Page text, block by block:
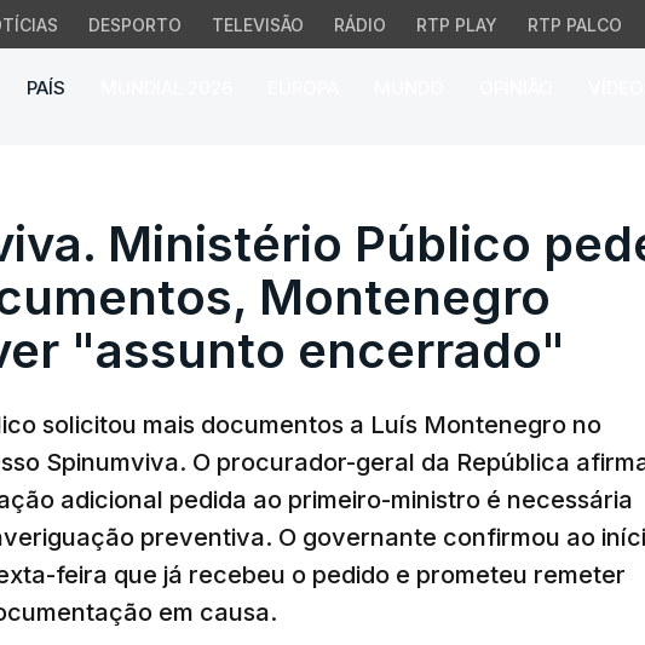
DESPORTO TELEVISÃO RÁDIO RTP PLAY RTP PALCO
PAÍS
Ministério Público
Ministério Público
Montenegro
"assunto encerrado"
solicitou mais documentos a Luís Montenegro no
Spinumviva. O procurador-geral da República
adicional pedida ao primeiro-ministro é necessária
preventiva. O governante confirmou ao
feira que já recebeu o pedido e prometeu remeter
em causa.